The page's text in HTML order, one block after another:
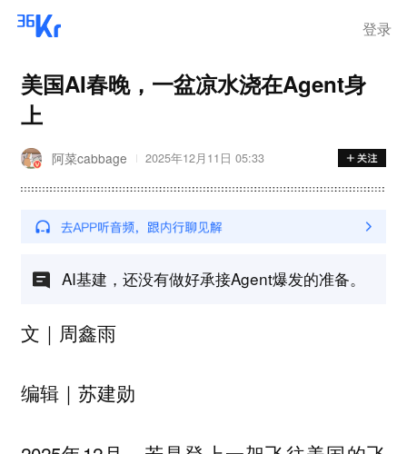
登录
美国AI春晚，一盆凉水浇在Agent身
上
阿菜cabbage 2025年12月11日 05:33
AI基建，还没有做好承接Agent爆发的准备。
文｜周鑫雨
编辑｜苏建勋